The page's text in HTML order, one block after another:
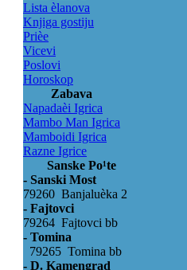
Lista èlanova
Knjiga gostiju
Prièe
Vicevi
Poslovi
Horoskop
Zabava
Napadaèi Igrica
Mambo Man Igrica
Mamboidi Igrica
Razne Igrice
Sanske Po¹te
- Sanski Most
79260 Banjaluèka 2
- Fajtovci
79264 Fajtovci bb
- Tomina
79265 Tomina bb
- D. Kamengrad